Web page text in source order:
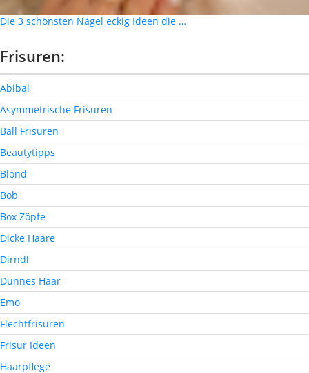
Die 3 schönsten Nägel eckig Ideen die …
Frisuren:
Abibal
Asymmetrische Frisuren
Ball Frisuren
Beautytipps
Blond
Bob
Box Zöpfe
Dicke Haare
Dirndl
Dünnes Haar
Emo
Flechtfrisuren
Frisur Ideen
Haarpflege